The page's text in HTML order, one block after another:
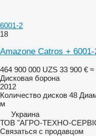
6001-2
18
Amazone Catros + 6001-
464 900 000 UZS 33 900 € ≈
Дисковая борона
2012
Количество дисков 48
м
Украина
ТОВ "АГРО-ТЕХНО-
Связаться с продавцом